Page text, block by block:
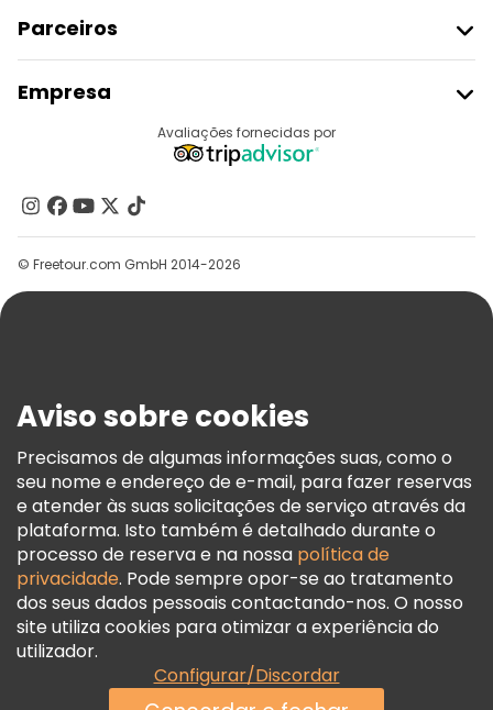
Parceiros
Registo Do Fornecedor
Programa De Afiliados
Empresa
Contacte-Nos
Grupos
Ajuda
Termos E Informações Legais
Política De Cookies
Freetour Prémios
Programa De Fidelidade
Avaliações fornecidas por
© Freetour.com GmbH 2014-2026
Aviso sobre cookies
Precisamos de algumas informações suas, como o
seu nome e endereço de e-mail, para fazer reservas
e atender às suas solicitações de serviço através da
plataforma. Isto também é detalhado durante o
processo de reserva e na nossa política de
privacidade. Pode sempre opor-se ao tratamento
dos seus dados pessoais contactando-nos. O nosso
site utiliza cookies para otimizar a experiência do
utilizador.
Configurar/Discordar